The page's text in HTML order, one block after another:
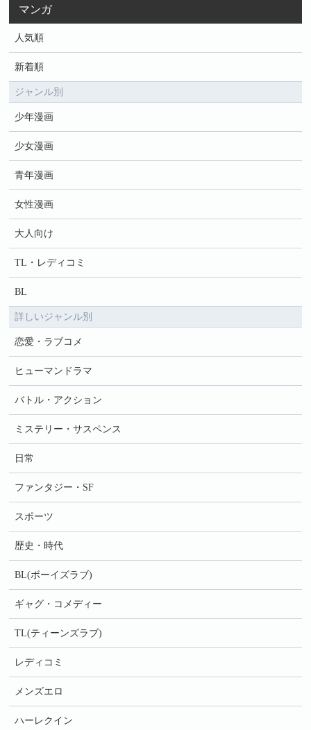
マンガ
人気順
新着順
ジャンル別
少年漫画
少女漫画
青年漫画
女性漫画
大人向け
TL・レディコミ
BL
詳しいジャンル別
恋愛・ラブコメ
ヒューマンドラマ
バトル・アクション
ミステリー・サスペンス
日常
ファンタジー・SF
スポーツ
歴史・時代
BL(ボーイズラブ)
ギャグ・コメディー
TL(ティーンズラブ)
レディコミ
メンズエロ
ハーレクイン